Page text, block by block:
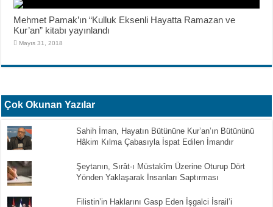
Mehmet Pamak’ın “Kulluk Eksenli Hayatta Ramazan ve
Kur’an” kitabı yayınlandı
Mayıs 31, 2018
Çok Okunan Yazılar
Sahih İman, Hayatın Bütününe Kur’an’ın Bütününü
Hâkim Kılma Çabasıyla İspat Edilen İmandır
Şeytanın, Sırât-ı Müstakîm Üzerine Oturup Dört
Yönden Yaklaşarak İnsanları Saptırması
Filistin’in Haklarını Gasp Eden İşgalci İsrail’i